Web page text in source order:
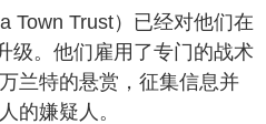
Town Trust）已经对他们在
级。他们雇用了专门的战术
兰特的悬赏，征集信息并
的嫌疑人。